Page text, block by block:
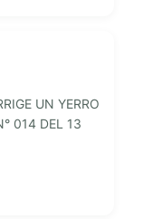
UN YERRO
014 DEL 13